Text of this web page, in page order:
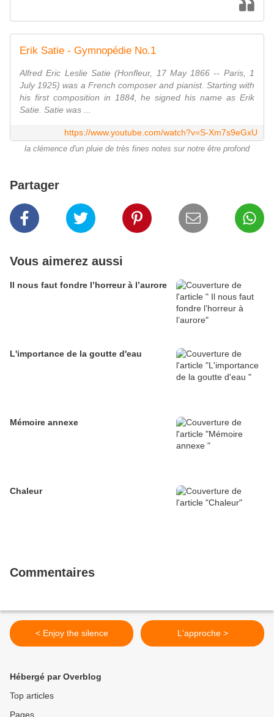
Erik Satie - Gymnopédie No.1
Alfred Eric Leslie Satie (Honfleur, 17 May 1866 -- Paris, 1
July 1925) was a French composer and pianist. Starting with
his first composition in 1884, he signed his name as Erik
Satie. Satie was ...
https://www.youtube.com/watch?v=S-Xm7s9eGxU
la clémence d'un pluie de très fines notes sur notre être profond
Partager
Vous aimerez aussi
Il nous faut fondre l’horreur à l’aurore
L'importance de la goutte d'eau
Mémoire annexe
Chaleur
Commentaires
< Enjoy the silence L'approche >
Hébergé par Overblog
Top articles
Pages